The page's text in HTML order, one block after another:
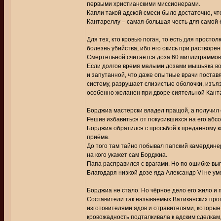
первыми христианскими миссионерами.
Капли такой адской смеси было достаточно,
Кантареллу – самая большая честь для самой
Для тех, кто кровью поган, то есть для
болезнь убийства, ибо его окись при
Смертельной считается доза 60
Если долгое время малыми дозами мышьяка
и запутанной, что даже опытные врачи
систему, разрушает слизистые оболочки,
особенно желанен при дворе сиятельной
Борджиа мастерски владел пращой, а
Решив избавиться от покусившихся на его
Борджиа обратился с просьбой к преданному
приёма.
До того там тайно побывал папский
на кого укажет сам Борджиа.
Папа расправился с врагами. Но по ошибке
Благодаря низкой дозе яда Александр VI не
Борджиа не стало. Но чёрное дело его жило и
Составители так называемых Ватиканских
изготовителями ядов и отравителями,
кровожадность подталкивала к адским